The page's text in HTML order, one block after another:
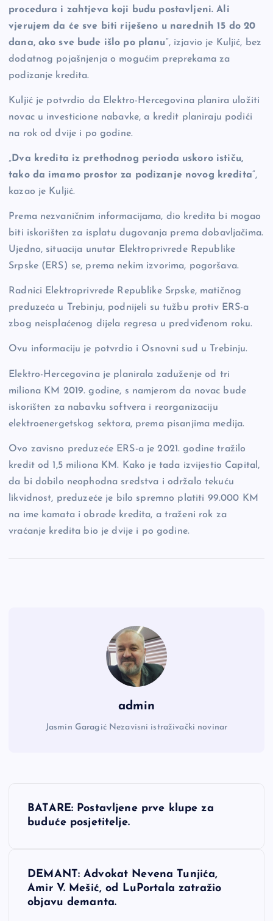
procedura i zahtjeva koji budu postavljeni. Ali
vjerujem da će sve biti riješeno u narednih 15 do 20
dana, ako sve bude išlo po planu“, izjavio je Kuljić, bez
dodatnog pojašnjenja o mogućim preprekama za
podizanje kredita.
Kuljić je potvrdio da Elektro-Hercegovina planira uložiti
novac u investicione nabavke, a kredit planiraju podići
na rok od dvije i po godine.
„ Dva kredita iz prethodnog perioda uskoro ističu,
tako da imamo prostor za podizanje novog kredita“,
kazao je Kuljić.
Prema nezvaničnim informacijama, dio kredita bi mogao
biti iskorišten za isplatu dugovanja prema dobavljačima.
Ujedno, situacija unutar Elektroprivrede Republike
Srpske (ERS) se, prema nekim izvorima, pogoršava.
Radnici Elektroprivrede Republike Srpske, matičnog
preduzeća u Trebinju, podnijeli su tužbu protiv ERS-a
zbog neisplaćenog dijela regresa u predviđenom roku.
Ovu informaciju je potvrdio i Osnovni sud u Trebinju.
Elektro-Hercegovina je planirala zaduženje od tri
miliona KM 2019. godine, s namjerom da novac bude
iskorišten za nabavku softvera i reorganizaciju
elektroenergetskog sektora, prema pisanjima medija.
Ovo zavisno preduzeće ERS-a je 2021. godine tražilo
kredit od 1,5 miliona KM. Kako je tada izvijestio Capital,
da bi dobilo neophodna sredstva i održalo tekuću
likvidnost, preduzeće je bilo spremno platiti 99.000 KM
na ime kamata i obrade kredita, a traženi rok za
vraćanje kredita bio je dvije i po godine.
admin
Jasmin Garagić Nezavisni istraživački novinar
NBATARE: Postavljene prve klupe za
buduće posjetitelje.
DEMANT: Advokat Nevena Tunjića,
Amir V. Mešić, od LuPortala zatražio
objavu demanta.